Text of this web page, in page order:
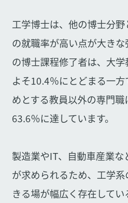
工学博士は、他の博士分
の就職率が高い点が大き
の博士課程修了者は、大
よそ10.4％にとどまる一
めとする教員以外の専門
63.6％に達しています。
製造業やIT、自動車産業
が求められるため、工学
きる場が幅広く存在して